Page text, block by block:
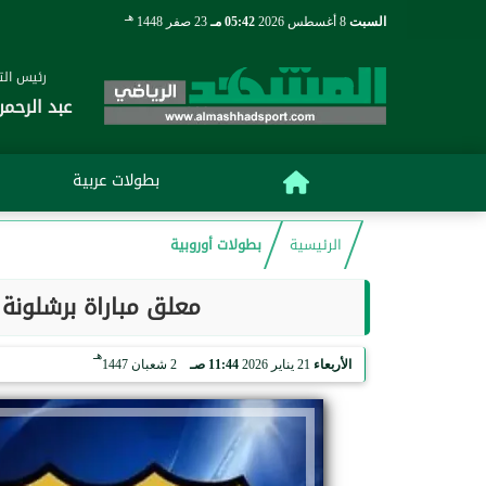
السبت 05:42 مـ 23 صفر 1448 هـ
رئيس
عبد
بطولات عربية
الرئيسية بطولات أوروبية
معلق مباراة
الأربعاء 11:44 صـ 2 شعبان 1447
هـ